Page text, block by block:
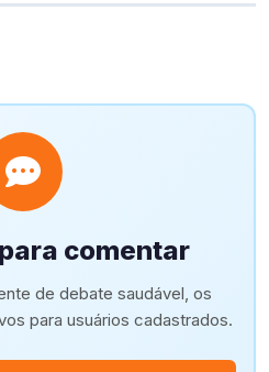
comentar
de debate saudável, os
para usuários cadastrados.